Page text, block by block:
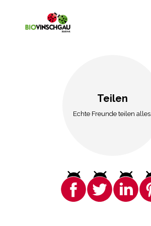
Teilen
Echte Freunde teilen alles.